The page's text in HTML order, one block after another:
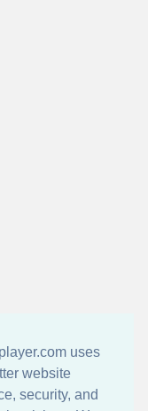
uses
website
security, and